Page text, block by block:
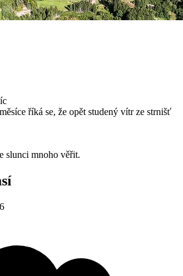
říká se, že opět studený vítr ze strnišť
slunci mnoho věřit.